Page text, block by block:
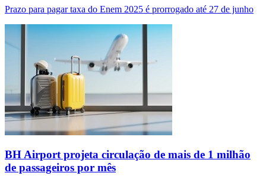
Prazo para pagar taxa do Enem 2025 é prorrogado até 27 de junho
BH Airport projeta circulação de mais de 1 milhão
de passageiros por mês